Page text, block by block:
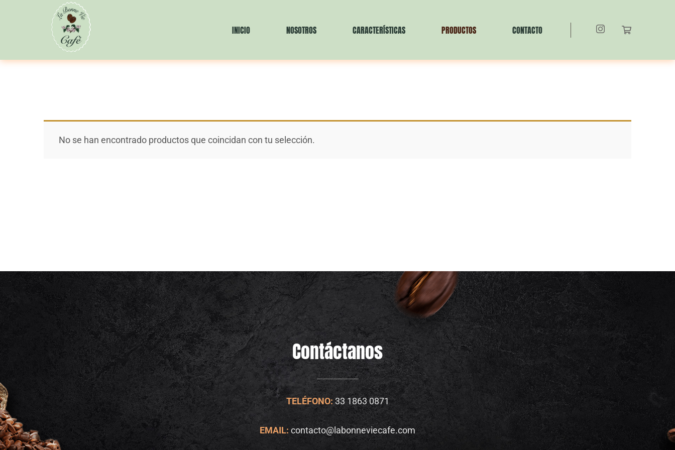
INICIO NOSOTROS CARACTERÍSTICAS PRODUCTOS CONTACTO
No se han encontrado productos que coincidan con tu selección.
Contáctanos
TELÉFONO: 33 1863 0871
EMAIL: contacto@labonneviecafe.com